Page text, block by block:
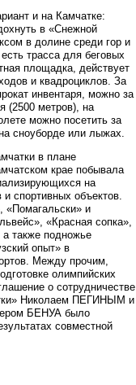
и на Камчатке:
в «Снежной
в долине среди гор и
трасса для беговых
площадка, действует
и квадроциклов. За
инвентаря, можно за
(2500 метров), на
можно посетить за
сноуборде или лыжах.
в плане
крае побывала
на
и спортивных объектов.
«Помагальски» и
«Красная сопка»,
также подножье
опыт» в
Между прочим,
олимпийских
о сотрудничестве
Николаем ПЕГИНЫМ и
БЕНУА было
совместной